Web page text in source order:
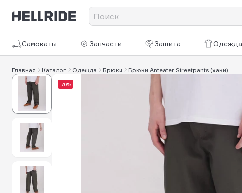
Самокаты Запчасти Защита Одежда
Главная Каталог Одежда Брюки Брюки Anteater Streetpants (хаки)
-70%